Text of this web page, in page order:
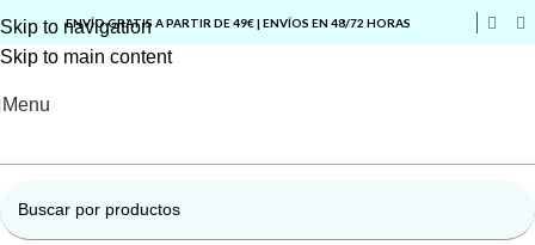
Skip to navigation
Skip to main content
ENVÍO GRATIS A PARTIR DE 49€ | ENVÍOS EN 48/72 HORAS
Menu